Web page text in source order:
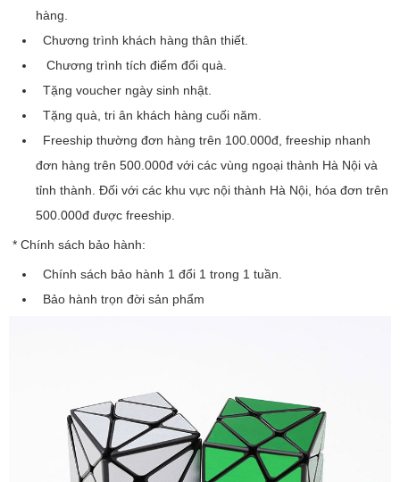
hàng.
Chương trình khách hàng thân thiết.
Chương trình tích điểm đổi quà.
Tặng voucher ngày sinh nhật.
Tặng quà, tri ân khách hàng cuối năm.
Freeship thường đơn hàng trên 100.000đ, freeship nhanh
đơn hàng trên 500.000đ với các vùng ngoại thành Hà Nội và
tỉnh thành. Đối với các khu vực nội thành Hà Nội, hóa đơn trên
500.000đ được freeship.
* Chính sách bảo hành:
Chính sách bảo hành 1 đổi 1 trong 1 tuần.
Bảo hành trọn đời sản phẩm